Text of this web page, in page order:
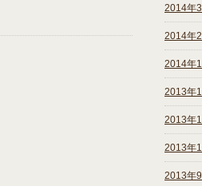
2014年3
2014年2
2014年1
2013年
2013年
2013年
2013年9